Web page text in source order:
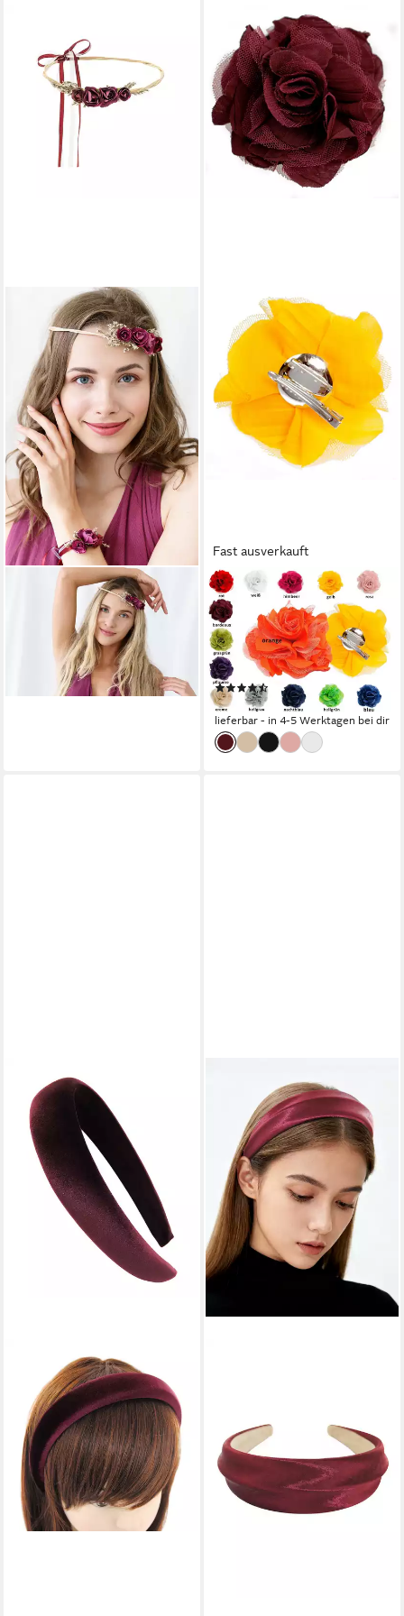
PARTYDECO
Diadem, Blumenkranz für
Haare 18cm Haarkranz mit
Blumen Weinrot / Bordeaux
lieferbar - in 4-5 Werktagen bei dir
Fast ausverkauft
MADDMA
Haarspange Textilblüte Rose
Ø9cm Ansteck Blüte Spange
Haarspange Sicherheitsnadel,
bordeaux
(2)
6,18 €
lieferbar - in 4-5 Werktagen bei dir